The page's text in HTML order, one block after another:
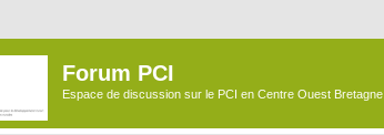
Forum PCI
Espace de discussion sur le PCI en Centre Ouest Bretagne